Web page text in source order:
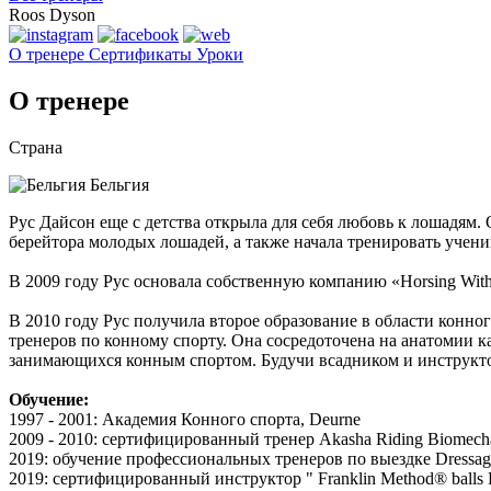
Roos Dyson
О тренере Сертификаты Уроки
О тренере
Страна
Бельгия
Рус Дайсон еще с детства открыла для себя любовь к
берейтора молодых лошадей, а также начала тренировать
В 2009 году Рус основала собственную компанию «Horsing
В 2010 году Рус получила второе образование в области
тренеров по конному спорту. Она сосредоточена на
занимающихся конным спортом. Будучи всадником и
Обучение:
1997 - 2001: Академия Конного спорта, Deurne
2009 - 2010: сертифицированный тренер Akasha Riding
2019: обучение профессиональных тренеров по выездке
2019: сертифицированный инструктор " Franklin Method® balls